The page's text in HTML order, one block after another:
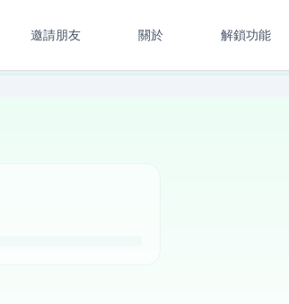
邀請朋友 關於 解鎖功能